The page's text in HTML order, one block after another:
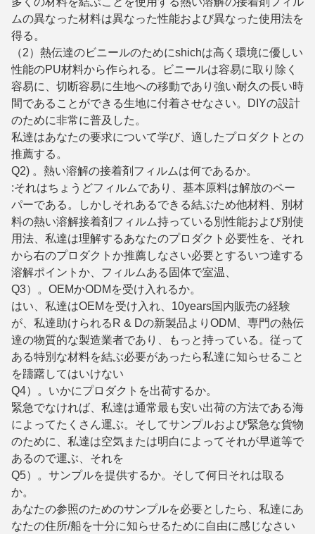
ムの異なった材料は異なった性能および異なった使用法を
得る。
（2）熱伝達のビニールのためにshichは高く環境に優しい
性能のPU材料から作られる。ビニールは容易に取り除く
容易に、切断容易に生地への移動であり強い耐久の長い時
間であることができる生地に付着させなさい。DIYの設計
のために非常に普及した。
私達はあなたの要求について学び、適したプロダクトとの
推薦する。
Q2) 。熱い溶解の接着剤フィルムは何であるか。
:それはちょうどフィルムであり、基本原料は解放のペー
パーである。しかしそれあるできる結ぶため他材料、別材
料の熱い溶解接着剤フィルム持っている別性能および別使
用法、私達は理解するあなたのプロダクト必要性を、それ
から右のプロダクトか推薦しなさい必要とするいつ達する
溶解ポイントか、フィルムある固体で室温、
Q3）。OEMかODMを受け入れるか。
はい、私達はOEMを受け入れ、10years国内販売の経験
が、私達助けられるR & Dの新製品よりODM、専門の熱伝
達の物質的な製造業者であり、もっと持っている。従って
ある特別な材料を結ぶ必要があったら私達に知らせること
を躊躇してはいけない
Q4）。いかにプロダクトを出荷するか。
緊急でなければ、私達は通常最も安い出荷の方法である海
によってたくさん運ぶ。そしてサンプルおよび緊急な貨物
のために、私達は空気または明白によってそれが早道等で
あるので運ぶ、それを
Q5）。サンプルを提供するか。そして何日それは取る
か。
あなたの参照のためのサンプルを必要としたら、私達にあ
なたの住所/船を十分に知らせるために自由に感じなさい